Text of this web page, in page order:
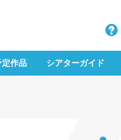
作品 シアターガイド